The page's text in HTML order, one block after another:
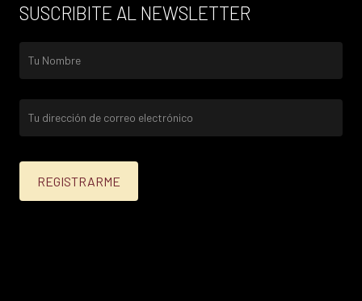
SUSCRIBITE AL NEWSLETTER